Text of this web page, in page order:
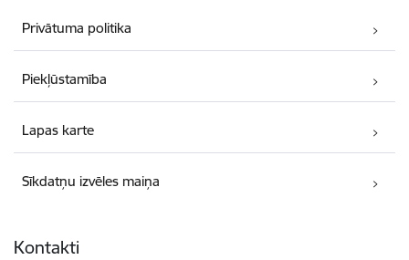
Privātuma politika
Piekļūstamība
Lapas karte
Sīkdatņu izvēles maiņa
Kontakti